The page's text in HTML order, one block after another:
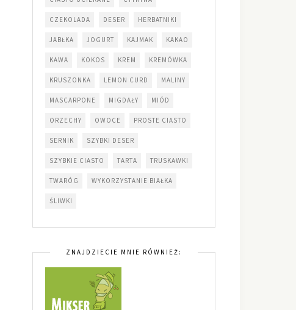
CZEKOLADA DESER HERBATNIKI
JABŁKA JOGURT KAJMAK KAKAO
KAWA KOKOS KREM KREMÓWKA
KRUSZONKA LEMON CURD MALINY
MASCARPONE MIGDAŁY MIÓD
ORZECHY OWOCE PROSTE CIASTO
SERNIK SZYBKI DESER
SZYBKIE CIASTO TARTA TRUSKAWKI
TWARÓG WYKORZYSTANIE BIAŁKA
ŚLIWKI
ZNAJDZIECIE MNIE RÓWNIEŻ: